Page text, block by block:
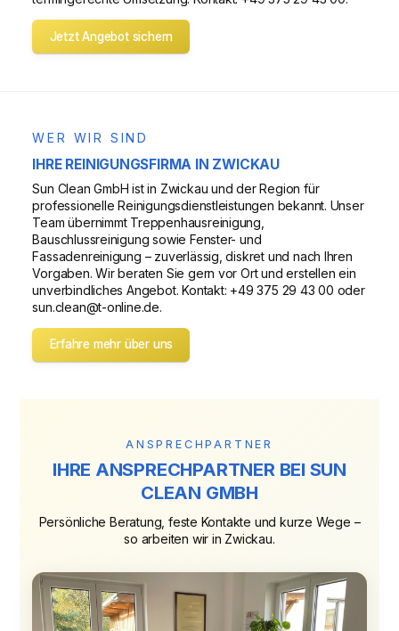
Jetzt Angebot sichern
WER WIR SIND
IHRE REINIGUNGSFIRMA IN ZWICKAU
Sun Clean GmbH ist in Zwickau und der Region für
professionelle Reinigungsdienstleistungen bekannt. Unser
Team übernimmt Treppenhausreinigung,
Bauschlussreinigung sowie Fenster- und
Fassadenreinigung – zuverlässig, diskret und nach Ihren
Vorgaben. Wir beraten Sie gern vor Ort und erstellen ein
unverbindliches Angebot. Kontakt: +49 375 29 43 00 oder
sun.clean@t-online.de.
Erfahre mehr über uns
ANSPRECHPARTNER
IHRE ANSPRECHPARTNER BEI SUN
CLEAN GMBH
Persönliche Beratung, feste Kontakte und kurze Wege –
so arbeiten wir in Zwickau.